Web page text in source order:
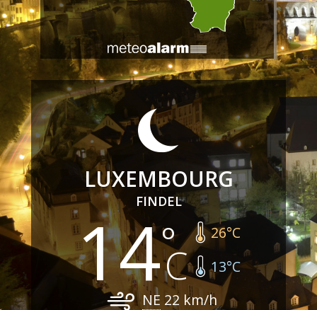
LUXEMBOURG
FINDEL
14 26°C
13°C
NE 22 km/h